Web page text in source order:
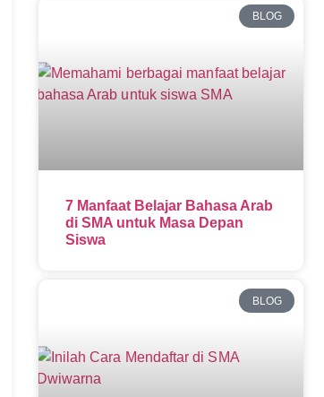
BLOG
7 Manfaat Belajar Bahasa Arab
di SMA untuk Masa Depan
Siswa
BLOG